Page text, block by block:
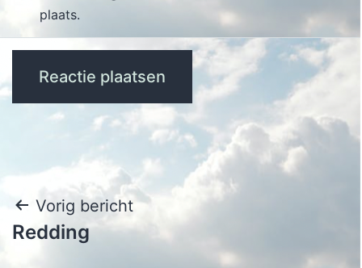
plaats.
Bericht
navigatie
Vorig bericht
Redding